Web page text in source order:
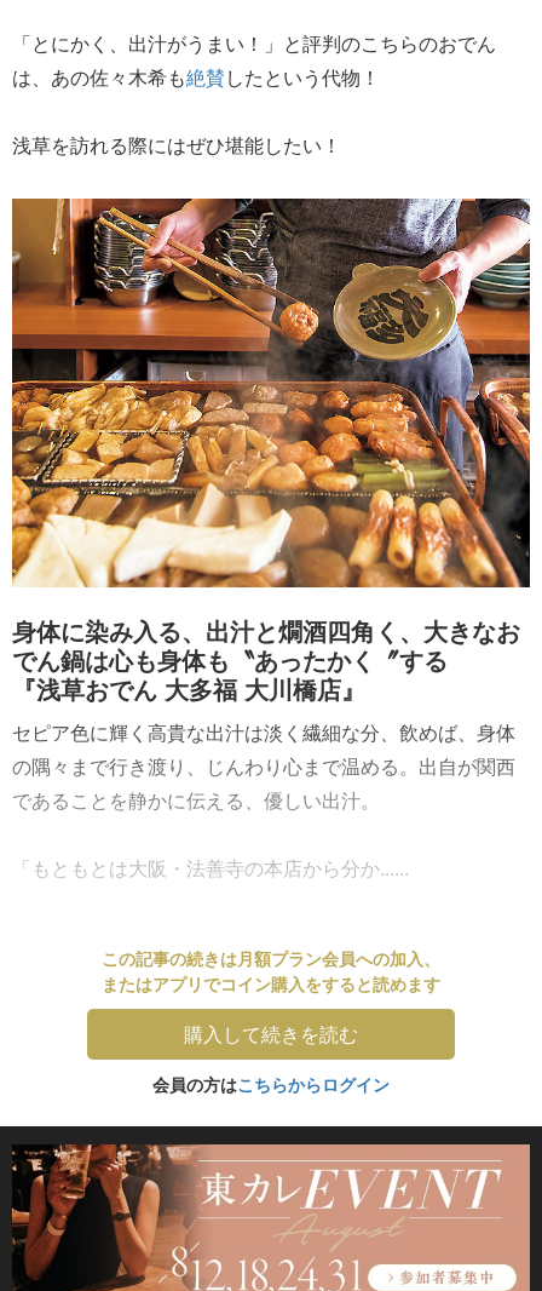
「とにかく、出汁がうまい！」と評判のこちらのおでん
は、あの佐々木希も絶賛したという代物！
浅草を訪れる際にはぜひ堪能したい！
身体に染み入る、出汁と燗酒四角く、大きなお
でん鍋は心も身体も〝あったかく〞する
『浅草おでん 大多福 大川橋店』
セピア色に輝く高貴な出汁は淡く繊細な分、飲めば、身体
の隅々まで行き渡り、じんわり心まで温める。出自が関西
であることを静かに伝える、優しい出汁。
「もともとは大阪・法善寺の本店から分か......
この記事の続きは月額プラン会員への加入、
またはアプリでコイン購入をすると読めます
購入して続きを読む
会員の方はこちらからログイン